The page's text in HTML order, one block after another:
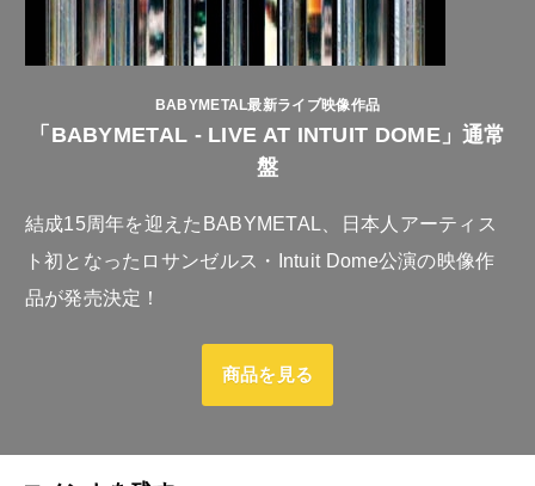
BABYMETAL最新ライブ映像作品
「BABYMETAL - LIVE AT INTUIT DOME」通常
盤
結成15周年を迎えたBABYMETAL、日本人アーティス
ト初となったロサンゼルス・Intuit Dome公演の映像作
品が発売決定！
商品を見る